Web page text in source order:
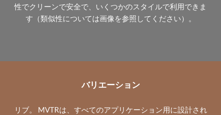
性でクリーンで安全で、いくつかのスタイルで利用できま
す（類似性については画像を参照してください）。
バリエーション
リブ。 MVTRは、すべてのアプリケーション用に設計され